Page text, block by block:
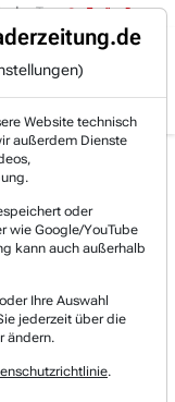
Trading-Room
Tages 06.08.
Website technisch
außerdem Dienste
oder
wie Google/YouTube
kann auch außerhalb
Ihre Auswahl
jederzeit über die
ändern.
.